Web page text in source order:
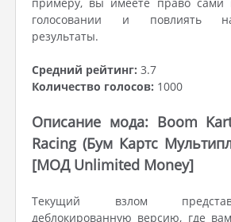
голосовании и повлиять
результаты.
Средний рейтинг: 3.7
Количество голосов: 1000
Описание мода: Boom
Racing (Бум Картс
[МОД Unlimited Money]
Текущий взлом
деблокированную версию, где